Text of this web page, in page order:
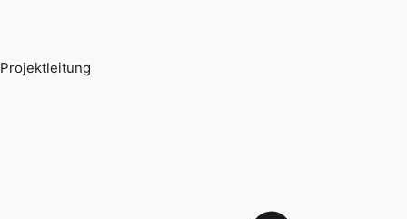
Projektleitung